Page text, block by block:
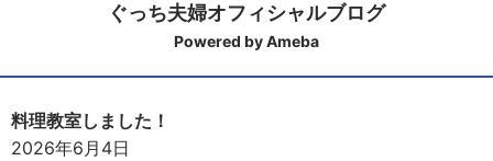
ぐっち夫婦オフィシャルブログ
Powered by Ameba
料理教室しました！
2026年6月4日